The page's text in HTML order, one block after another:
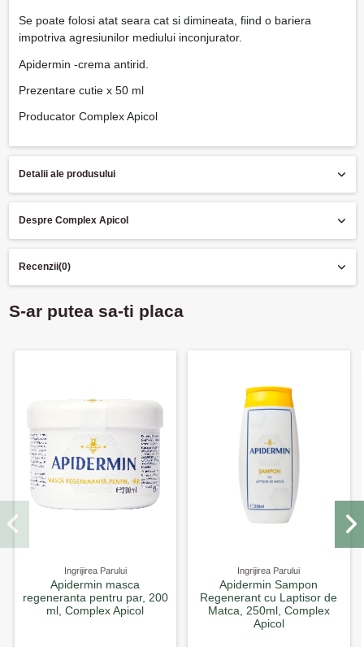
Se poate folosi atat seara cat si dimineata, fiind o bariera
impotriva agresiunilor mediului inconjurator.
Apidermin -crema antirid.
Prezentare cutie x 50 ml
Producator Complex Apicol
Detalii ale produsului
Despre Complex Apicol
Recenzii(0)
S-ar putea sa-ti placa
Ingrijirea Parului
Apidermin masca
regeneranta pentru par, 200
ml, Complex Apicol
Ingrijirea Parului
Apidermin Sampon
Regenerant cu Laptisor de
Matca, 250ml, Complex
Apicol